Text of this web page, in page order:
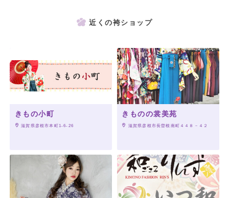
近くの袴ショップ
きもの小町
滋賀県彦根市本町1-6-26
きものの裳美苑
滋賀県彦根市長曽根南町４４８－４２